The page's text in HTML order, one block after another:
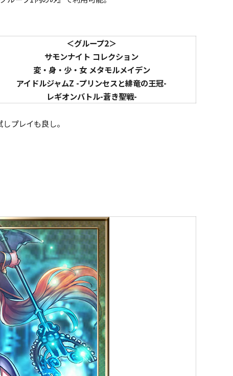
＜グループ2＞
サモンナイト コレクション
変・身・少・女 メタモルメイデン
アイドルジャムZ -プリンセスと緋竜の王冠-
レギオンバトル-蒼き聖戦-
プレイも良し。